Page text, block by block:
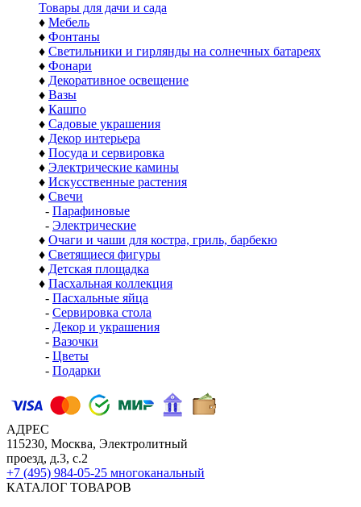
Товары для дачи и сада
♦ Мебель
♦ Фонтаны
♦ Светильники и гирлянды на солнечных батареях
♦ Фонари
♦ Декоративное освещение
♦ Вазы
♦ Кашпо
♦ Садовые украшения
♦ Декор интерьера
♦ Посуда и сервировка
♦ Электрические камины
♦ Искусственные растения
♦ Свечи
- Парафиновые
- Электрические
♦ Очаги и чаши для костра, гриль, барбекю
♦ Светящиеся фигуры
♦ Детская площадка
♦ Пасхальная коллекция
- Пасхальные яйца
- Сервировка стола
- Декор и украшения
- Вазочки
- Цветы
- Подарки
АДРЕС
115230, Москва, Электролитный
проезд, д.3, с.2
+7 (495) 984-05-25 многоканальный
КАТАЛОГ ТОВАРОВ